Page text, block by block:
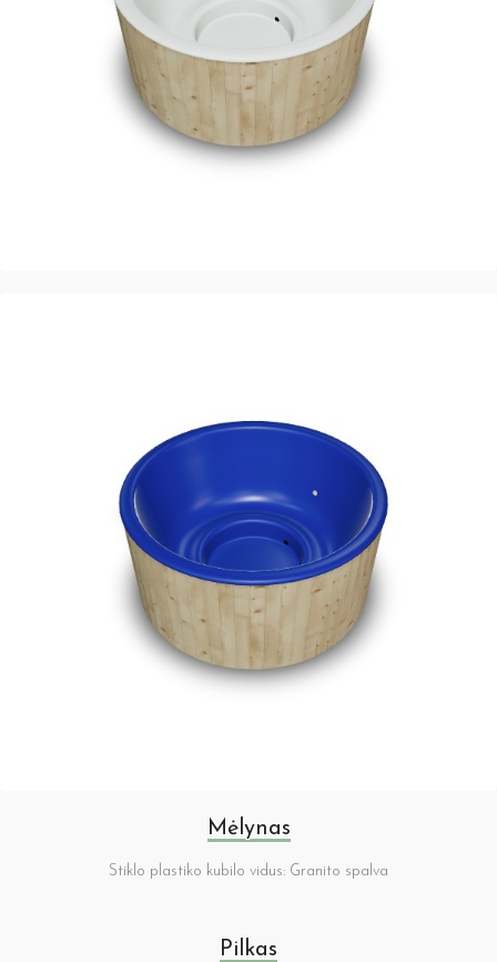
Mėlynas
Stiklo plastiko kubilo vidus: Granito spalva
Pilkas